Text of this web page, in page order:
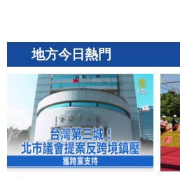
地方今日熱門